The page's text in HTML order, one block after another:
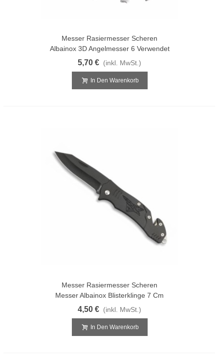
Messer Rasiermesser Scheren
Albainox 3D Angelmesser 6 Verwendet
5,70 € (inkl. MwSt.)
In Den Warenkorb
Messer Rasiermesser Scheren
Messer Albainox Blisterklinge 7 Cm
4,50 € (inkl. MwSt.)
In Den Warenkorb